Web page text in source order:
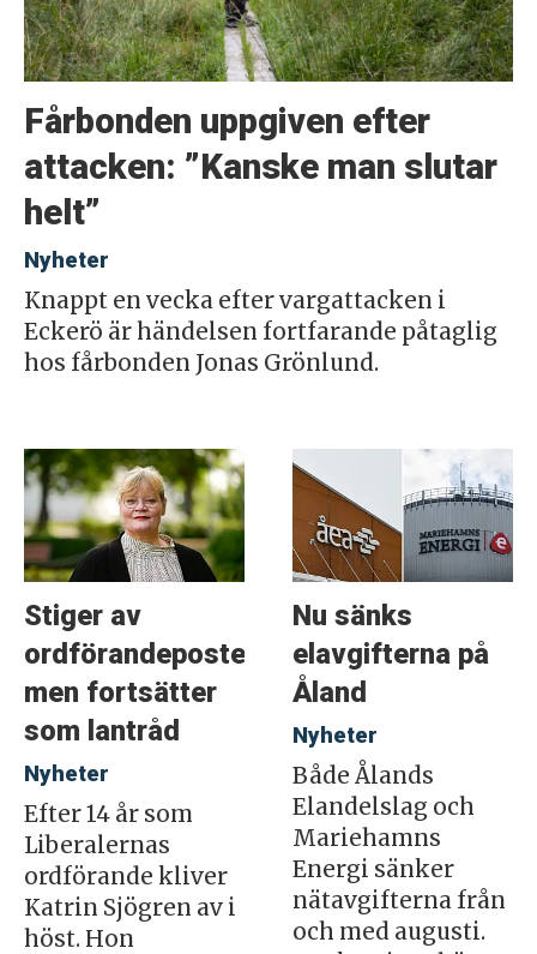
Fårbonden uppgiven efter
attacken: ”Kanske man slutar
helt”
Nyheter
Knappt en vecka efter vargattacken i
Eckerö är händelsen fortfarande påtaglig
hos fårbonden Jonas Grönlund.
Stiger av
ordförandeposten
men fortsätter
som lantråd
Nyheter
Efter 14 år som
Liberalernas
ordförande kliver
Katrin Sjögren av i
höst. Hon
Nu sänks
elavgifterna på
Åland
Nyheter
Både Ålands
Elandelslag och
Mariehamns
Energi sänker
nätavgifterna från
och med augusti.